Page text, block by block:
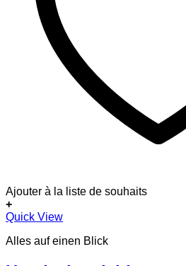
Ajouter à la liste de souhaits
+
Quick View
Alles auf einen Blick